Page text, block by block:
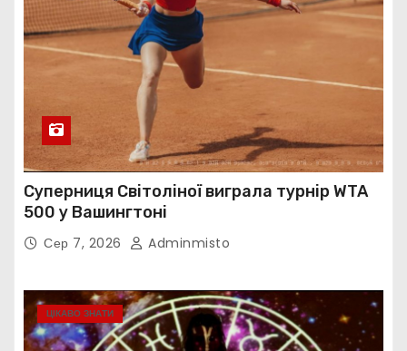
Суперниця Світоліної виграла турнір WTA
500 у Вашингтоні
Сер 7, 2026 Adminmisto
ЦІКАВО ЗНАТИ